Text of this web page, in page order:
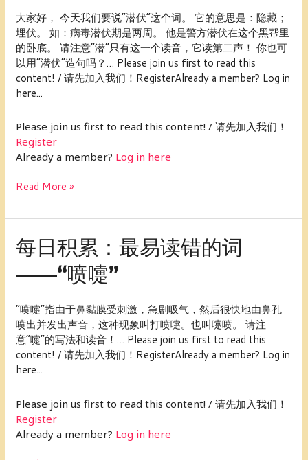
大家好， 今天我们要说“潜伏”这个词。 它的意思是：隐藏；
埋伏。 如：病毒潜伏期是两周。 他是警方潜伏在这个黑帮里
的卧底。 请注意“潜”只有这一个读音，它读第二声！ 你也可
以用“潜伏”造句吗？… Please join us first to read this
content! / 请先加入我们！RegisterAlready a member? Log in
here...
Please join us first to read this content! / 请先加入我们！
Register
Already a member? Log in here
最
易
读
错
的
词
——“潜
Read More »
每日积累：最易读错的词
——“喷嚏”
“喷嚏”指由于鼻黏膜受刺激，急剧吸气，然后很快地由鼻孔
喷出并发出声音，这种现象叫打喷嚏。也叫嚏喷。 请注
意“嚏”的写法和读音！… Please join us first to read this
content! / 请先加入我们！RegisterAlready a member? Log in
here...
Please join us first to read this content! / 请先加入我们！
Register
Already a member? Log in here
每
日
积
最
易
读
错
的
词
嚏”